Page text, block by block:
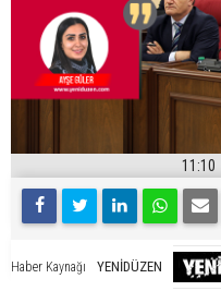
11:10
Haber Kaynağı YENİDÜZEN